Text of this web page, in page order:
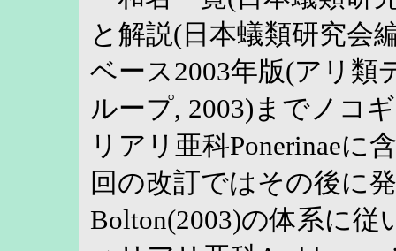
と解説(日本蟻類研究会
ベース2003年版(アリ類
ループ, 2003)までノコ
リアリ亜科Ponerinaeに
回の改訂ではその後に
Bolton(2003)の体系に